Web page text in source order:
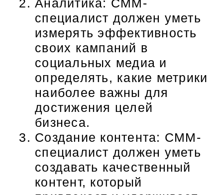
специалист должен уметь
измерять эффективность
своих кампаний в
социальных медиа и
определять, какие метрики
наиболее важны для
достижения целей
бизнеса.
Создание контента: СММ-
специалист должен уметь
создавать качественный
контент, который